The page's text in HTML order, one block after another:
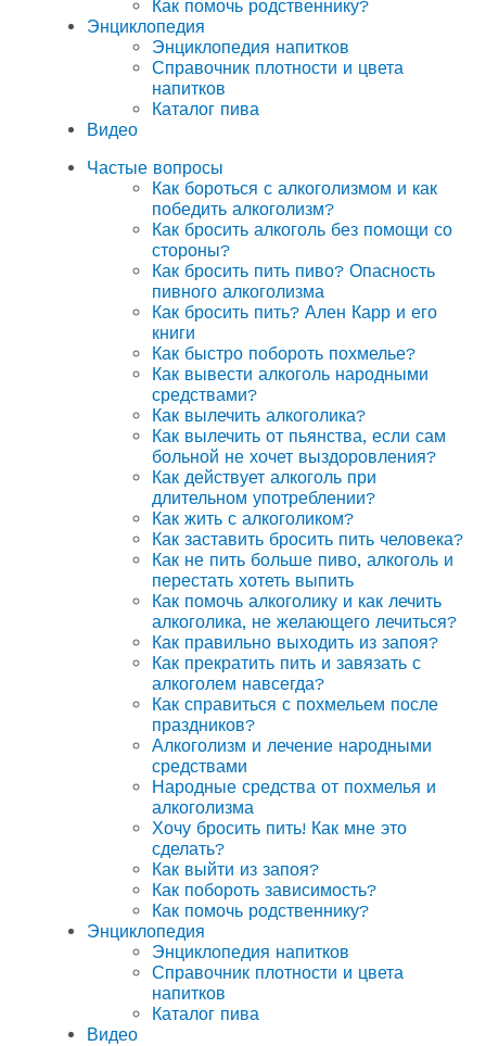
Как помочь родственнику?
Энциклопедия
Энциклопедия напитков
Справочник плотности и цвета
напитков
Каталог пива
Видео
Частые вопросы
Как бороться с алкоголизмом и как
победить алкоголизм?
Как бросить алкоголь без помощи со
стороны?
Как бросить пить пиво? Опасность
пивного алкоголизма
Как бросить пить? Ален Карр и его
книги
Как быстро побороть похмелье?
Как вывести алкоголь народными
средствами?
Как вылечить алкоголика?
Как вылечить от пьянства, если сам
больной не хочет выздоровления?
Как действует алкоголь при
длительном употреблении?
Как жить с алкоголиком?
Как заставить бросить пить человека?
Как не пить больше пиво, алкоголь и
перестать хотеть выпить
Как помочь алкоголику и как лечить
алкоголика, не желающего лечиться?
Как правильно выходить из запоя?
Как прекратить пить и завязать с
алкоголем навсегда?
Как справиться с похмельем после
праздников?
Алкоголизм и лечение народными
средствами
Народные средства от похмелья и
алкоголизма
Хочу бросить пить! Как мне это
сделать?
Как выйти из запоя?
Как побороть зависимость?
Как помочь родственнику?
Энциклопедия
Энциклопедия напитков
Справочник плотности и цвета
напитков
Каталог пива
Видео